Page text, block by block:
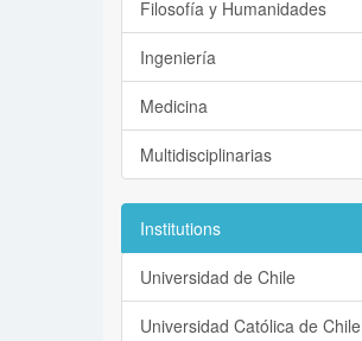
Filosofía y Humanidades
Ingeniería
Medicina
Multidisciplinarias
Institutions
Universidad de Chile
Universidad Católica de Chile